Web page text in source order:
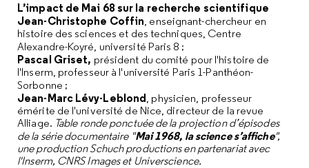
L’impact de Mai 68 sur la recherche scientifique
Jean-Christophe Coffin, enseignant-chercheur en
histoire des sciences et des techniques, Centre
Alexandre-Koyré, université Paris 8 ;
Pascal Griset, président du comité pour l'histoire de
l'Inserm, professeur à l'université Paris 1-Panthéon-
Sorbonne ;
Jean-Marc Lévy-Leblond, physicien, professeur
émérite de l'université de Nice, directeur de la revue
Alliage. Table ronde ponctuée de la projection d’épisodes
de la série documentaire "Mai 1968, la science s’affiche",
une production Schuch productions en partenariat avec
l'Inserm, CNRS Images et Universcience.